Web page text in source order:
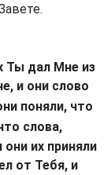
Ты дал Мне из
и они слово
поняли, что
слова,
их приняли
от Тебя, и